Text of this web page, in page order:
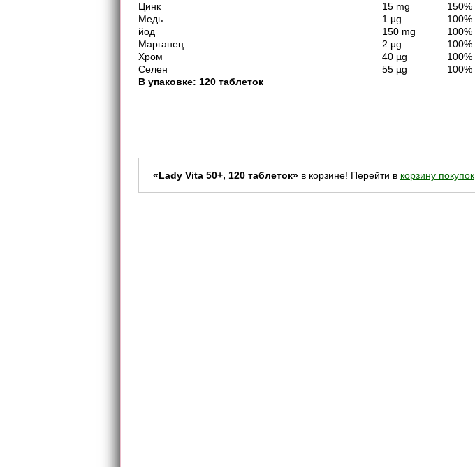
Цинк
15 mg
150%
Медь
1 µg
100%
йод
150 mg
100%
Марганец
2 µg
100%
Хром
40 µg
100%
Селен
55 µg
100%
В упаковке: 120 таблеток
«Lady Vita 50+, 120 таблеток» в корзине! Перейти в корзину покупок